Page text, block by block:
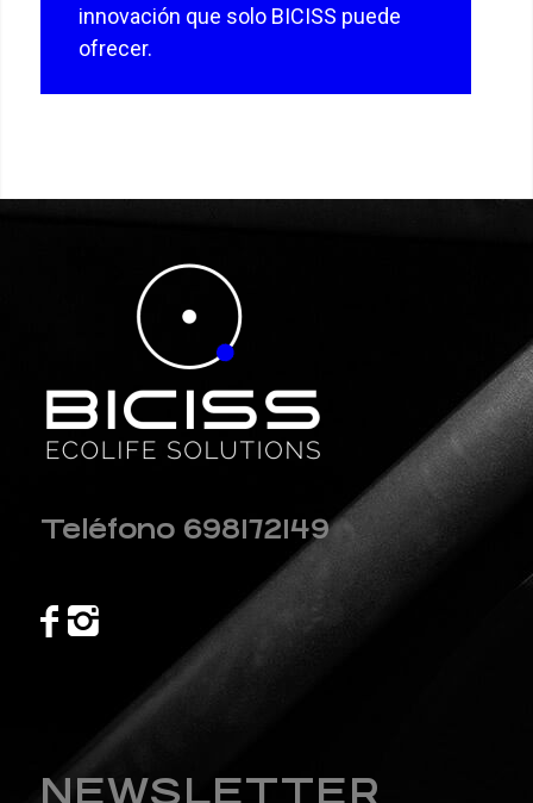
innovación que solo BICISS puede
ofrecer.
Teléfono 698172149
NEWSLETTER